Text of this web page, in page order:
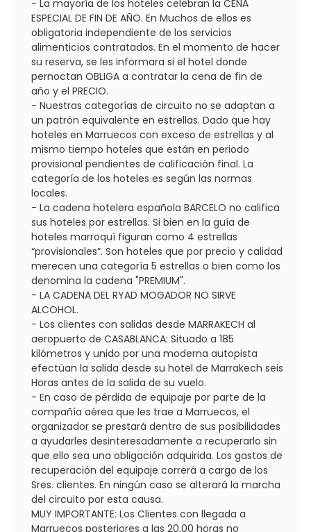
- La mayoría de los hoteles celebran la CENA
ESPECIAL DE FIN DE AÑO. En Muchos de ellos es
obligatoria independiente de los servicios
alimenticios contratados. En el momento de hacer
su reserva, se les informara si el hotel donde
pernoctan OBLIGA a contratar la cena de fin de
año y el PRECIO.
- Nuestras categorías de circuito no se adaptan a
un patrón equivalente en estrellas. Dado que hay
hoteles en Marruecos con exceso de estrellas y al
mismo tiempo hoteles que están en periodo
provisional pendientes de calificación final. La
categoría de los hoteles es según las normas
locales.
- La cadena hotelera española BARCELO no califica
sus hoteles por estrellas. Si bien en la guía de
hoteles marroquí figuran como 4 estrellas
“provisionales”. Son hoteles que por precio y calidad
merecen una categoría 5 estrellas o bien como los
denomina la cadena "PREMIUM".
- LA CADENA DEL RYAD MOGADOR NO SIRVE
ALCOHOL.
- Los clientes con salidas desde MARRAKECH al
aeropuerto de CASABLANCA: Situado a 185
kilómetros y unido por una moderna autopista
efectúan la salida desde su hotel de Marrakech seis
Horas antes de la salida de su vuelo.
- En caso de pérdida de equipaje por parte de la
compañía aérea que les trae a Marruecos, el
organizador se prestará dentro de sus posibilidades
a ayudarles desinteresadamente a recuperarlo sin
que ello sea una obligación adquirida. Los gastos de
recuperación del equipaje correrá a cargo de los
Sres. clientes. En ningún caso se alterará la marcha
del circuito por esta causa.
MUY IMPORTANTE: Los Clientes con llegada a
Marruecos posteriores a las 20,00 horas no